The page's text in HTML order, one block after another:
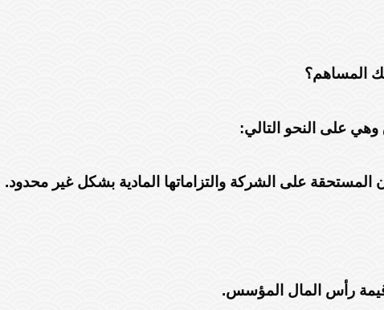
المساهم؟
وهي على النحو التالي:
على الشركة والتزاماتها المادية بشكل غير محدود.
رأس المال المؤسس.